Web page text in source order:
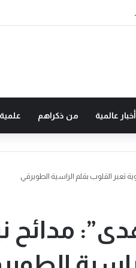
أخبار عالمية من ذكراهم
تعبر القلوب بقلم الراسية الطويرقي
مدائح